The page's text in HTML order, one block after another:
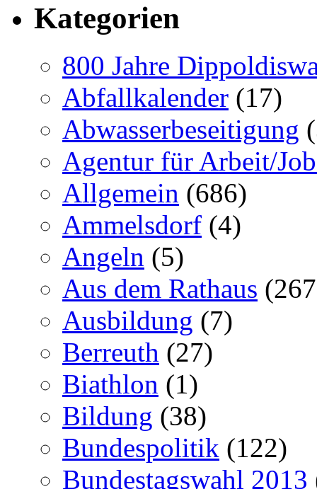
Kategorien
800 Jahre
Abfallkalender (17)
Abwasserbeseitigung
Agentur für Arbeit/
Allgemein (686)
Ammelsdorf (4)
Angeln (5)
Aus dem Rathaus
Ausbildung (7)
Berreuth (27)
Biathlon (1)
Bildung (38)
Bundespolitik (122)
Bundestagswahl 2013